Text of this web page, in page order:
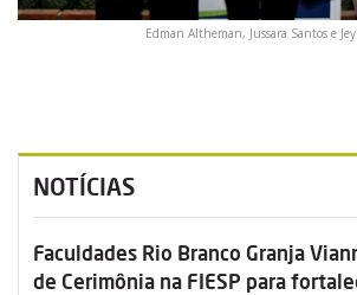
Edman Altheman, Jussara Santos e
NOTÍCIAS
Faculdades Rio Branco Granja
de Cerimônia na FIESP para